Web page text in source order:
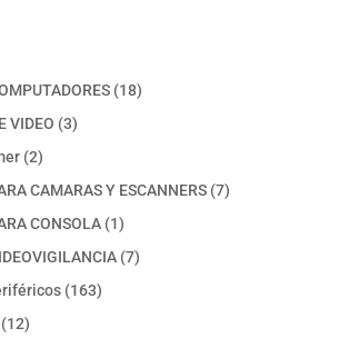
1818
VIDEO 33
22
productos
CAMARAS Y ESCANNERS 77
CONSOLA 11
producto
77
163163
1212